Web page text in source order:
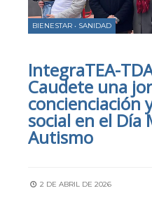
BIENESTAR • SANIDAD
IntegraTEA-
Caudete una
concienciación
social en el Día
Autismo
2 DE ABRIL DE 2026